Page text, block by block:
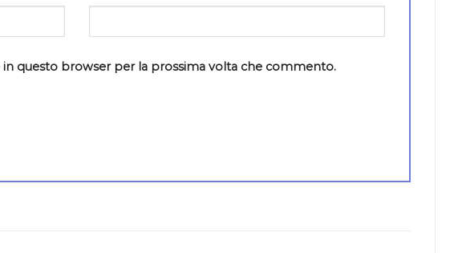
questo browser per la prossima volta che commento.